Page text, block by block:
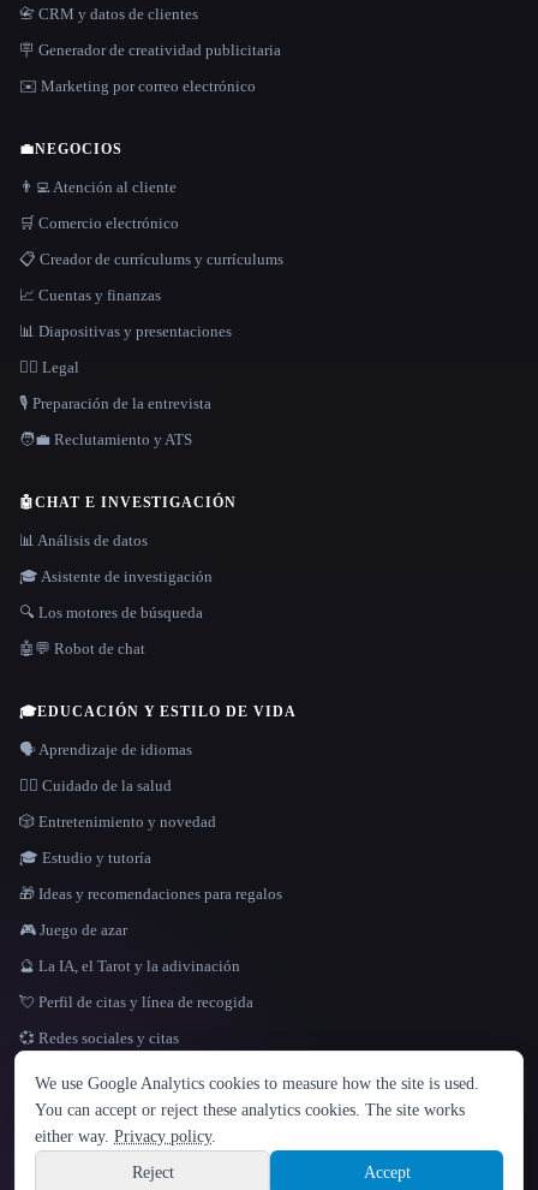
IDIOMA
English español Français Русский 简体中文
Hindi
📇 CRM y datos de clientes
🪧 Generador de creatividad publicitaria
✉️ Marketing por correo electrónico
💼NEGOCIOS
👨‍💻 Atención al cliente
🛒 Comercio electrónico
📋 Creador de currículums y currículums
📈 Cuentas y finanzas
📊 Diapositivas y presentaciones
👩‍⚖️ Legal
🎙️ Preparación de la entrevista
🧑‍💼 Reclutamiento y ATS
🤖CHAT E INVESTIGACIÓN
📊 Análisis de datos
🎓 Asistente de investigación
🔍 Los motores de búsqueda
🤖💬 Robot de chat
🎓EDUCACIÓN Y ESTILO DE VIDA
🗣️ Aprendizaje de idiomas
👩‍⚕️ Cuidado de la salud
🎲 Entretenimiento y novedad
🎓 Estudio y tutoría
🎁 Ideas y recomendaciones para regalos
🎮 Juego de azar
🔮 La IA, el Tarot y la adivinación
💘 Perfil de citas y línea de recogida
💞 Redes sociales y citas
Site information
© 2026 That AI Collection. Todos los derechos reservados.
política de privacidad·
build de3d624c
We use Google Analytics cookies to measure how the site is used.
You can accept or reject these analytics cookies. The site works
either way. Privacy policy.
Reject
Accept